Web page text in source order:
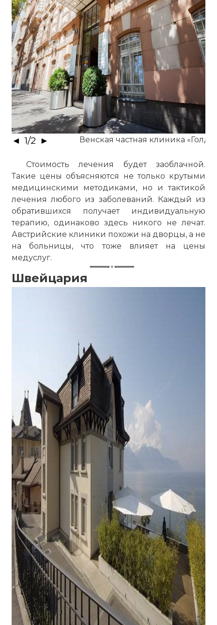
Венская частная клиника
◄ 1/2 ►
Стоимость лечения будет заоблачной.
Такие цены объясняются не только крутыми
медицинскими методиками, но и тактикой
лечения любого из заболеваний. Каждый из
обратившихся получает индивидуальную
терапию, одинаково здесь никого не лечат.
Австрийские клиники похожи на дворцы, а не
на больницы, что тоже влияет на цены
медуслуг.
Швейцария